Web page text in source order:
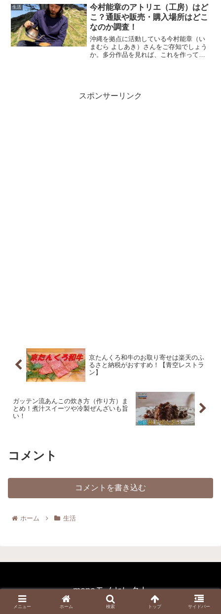
いうことで紹介されて番組が終了したの
で、えー！気になるー！！...
生活
今村能章のアトリエ（工房）はど
こ？通販や販売・購入場所はどこ
なのか調査！
沖縄を拠点に活動している今村能章（い
まむら よしあき）さんをご存知でしょう
か。多分作品を見れば、これを作ってい
スポンサーリンク
京たんくろ和牛のお取り寄せは楽天のふ
るさと納税がおすすめ！【青空レストラ
ン】
ガッテン流あんこの炊き方（作り方）ま
とめ！煮汁スイーツや冷製ぜんざいも旨
い！
コメント
コメントを書き込む
ホーム 生活
monoモノセレクト
ホーム サイトマップ
メニュー ホーム 検索 トップ サイドバー